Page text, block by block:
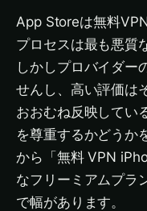
App Storeは無料
プロセスは最も悪質
しかしプロバイダー
せんし、高い評価は
おおむね反映してい
を尊重するかどうか
から「無料 VPN
なフリーミアムプラ
で幅があります。